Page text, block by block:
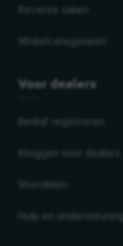
Voor dealers